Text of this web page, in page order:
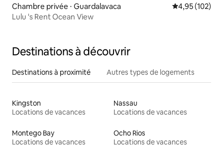
Chambre privée ⋅ Guardalavaca Évaluation
4,95 (102)
Lulu 's Rent Ocean View
Destinations à découvrir
Destinations à proximité Autres types de logements
Kingston
Locations de vacances
Nassau
Locations de vacances
Montego Bay
Locations de vacances
Ocho Rios
Locations de vacances